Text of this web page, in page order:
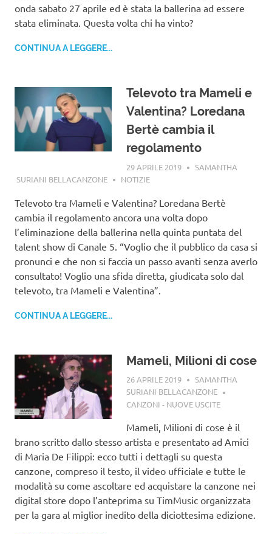
onda sabato 27 aprile ed è stata la ballerina ad essere
stata eliminata. Questa volta chi ha vinto?
CONTINUA A LEGGERE...
Televoto tra Mameli e
Valentina? Loredana
Bertè cambia il
regolamento
29 APRILE 2019
SAMANTHA
SURIANI BELLACANZONE
NOTIZIE
Televoto tra Mameli e Valentina? Loredana Bertè
cambia il regolamento ancora una volta dopo
l’eliminazione della ballerina nella quinta puntata del
talent show di Canale 5. “Voglio che il pubblico da casa si
pronunci e che non si faccia un passo avanti senza averlo
consultato! Voglio una sfida diretta, giudicata solo dal
televoto, tra Mameli e Valentina”.
CONTINUA A LEGGERE...
Mameli, Milioni di cose
26 APRILE 2019
SAMANTHA
SURIANI BELLACANZONE
CANZONI - NUOVE USCITE
Mameli, Milioni di cose è il
brano scritto dallo stesso artista e presentato ad Amici
di Maria De Filippi: ecco tutti i dettagli su questa
canzone, compreso il testo, il video ufficiale e tutte le
modalità su come ascoltare ed acquistare la canzone nei
digital store dopo l’anteprima su TimMusic organizzata
per la gara al miglior inedito della diciottesima edizione.